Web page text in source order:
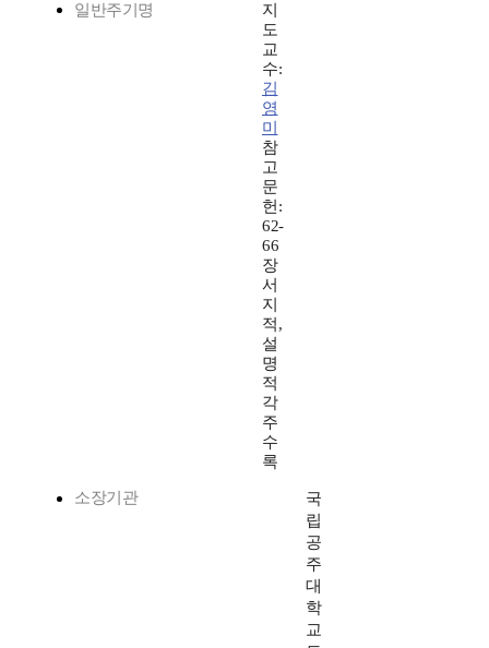
일반주기명
지
도
교
수:
김
영
미
참
고
문
헌:
62-
66
장
서
지
적,
설
명
적
각
주
수
록
소장기관
국
립
공
주
대
학
교